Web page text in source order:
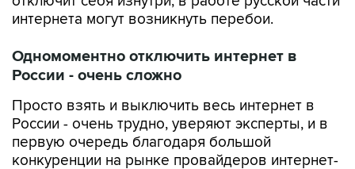
Одномоментно отключить интернет в
Просто взять и выключить весь интернет в
первую очередь благодаря большой
конкуренции на рынке провайдеров интернет-
услуг.